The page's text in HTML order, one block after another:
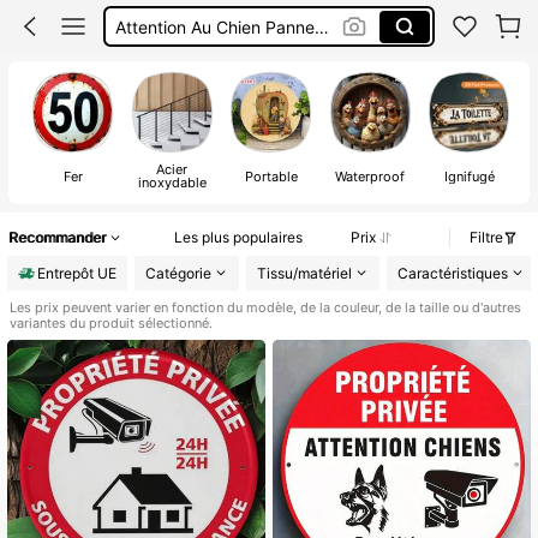
Attention Au Chien Panneau
Poteau Tapis Rouge
Fer Acier
inoxydable Portable Waterproof Ignifugé
Recommander Les plus populaires Prix
Filtre
Entrepôt UE
Catégorie Tissu/matériel Caractéristiques
Les prix peuvent varier en fonction du modèle, de la couleur, de la taille ou d'autres
variantes du produit sélectionné.